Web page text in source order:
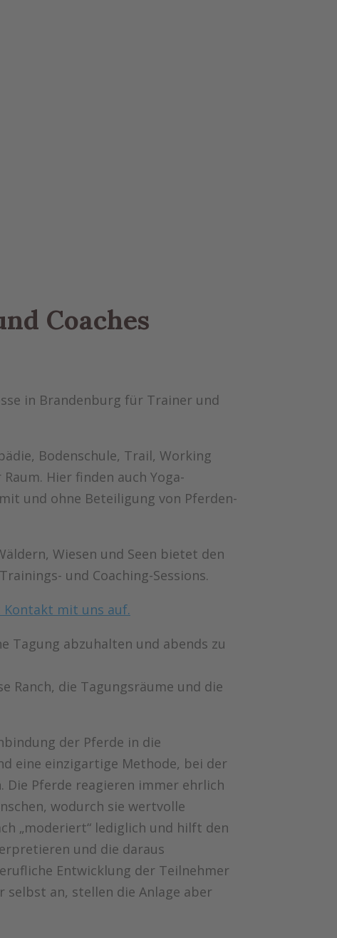
Coaches
in Brandenburg für Trainer und
Bodenschule, Trail, Working
Hier finden auch Yoga-
und ohne Beteiligung von Pferden-
Wiesen und Seen bietet den
und Coaching-Sessions.
mit uns auf.
Tagung abzuhalten und abends zu
Ranch, die Tagungsräume und die
der Pferde in die
eine einzigartige Methode, bei der
Pferde reagieren immer ehrlich
wodurch sie wertvolle
„moderiert“ lediglich und hilft den
und die daraus
Entwicklung der Teilnehmer
an, stellen die Anlage aber